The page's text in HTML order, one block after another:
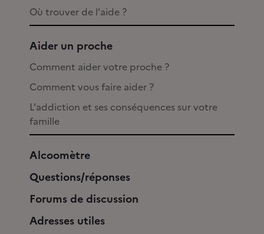
Où trouver de l'aide ?
Aider un proche
Comment aider votre proche ?
Comment vous faire aider ?
L'addiction et ses conséquences sur votre
famille
Alcoomètre
Questions/réponses
Forums de discussion
Adresses utiles